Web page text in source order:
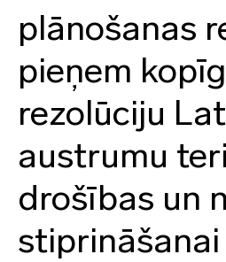
plānošanas
pieņem
rezolūciju
austrumu
drošības un
stiprināšanai